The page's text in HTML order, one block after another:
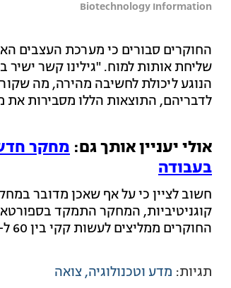
Biotechnology Information
החוקרים סבורים כי מערכת העצבים
שליחת אותות למוח. "גילינו קשר
הנוגע ליכולת לחשיבה מהירה, מה
לדבריהם, התוצאות הללו מסבירות
אולי יעניין אותך גם:
בעבודה
חשוב לציין כי על אף שאכן מדובר
קוגניטיביות, המחקר התמקד
החוקרים ממליצים לעשות קקי בין 60 ל-90 דקות לפני קבלת החלטות חשובות.
תגיות: מדע וטכנולוגיה צואה